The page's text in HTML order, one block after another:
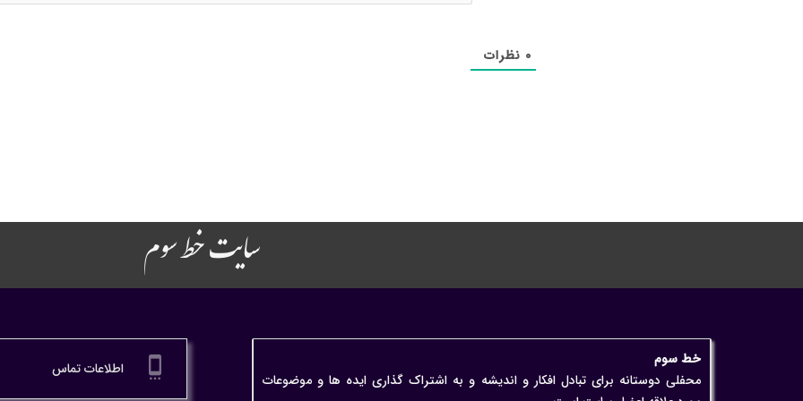
۰ نظرات
سایت خط سوم
خط سوم
محفلی دوستانه برای تبادل افکار و اندیشه و به اشتراک گذاری ایده ها و موضوعات
settings_cell اطلاعات تماس